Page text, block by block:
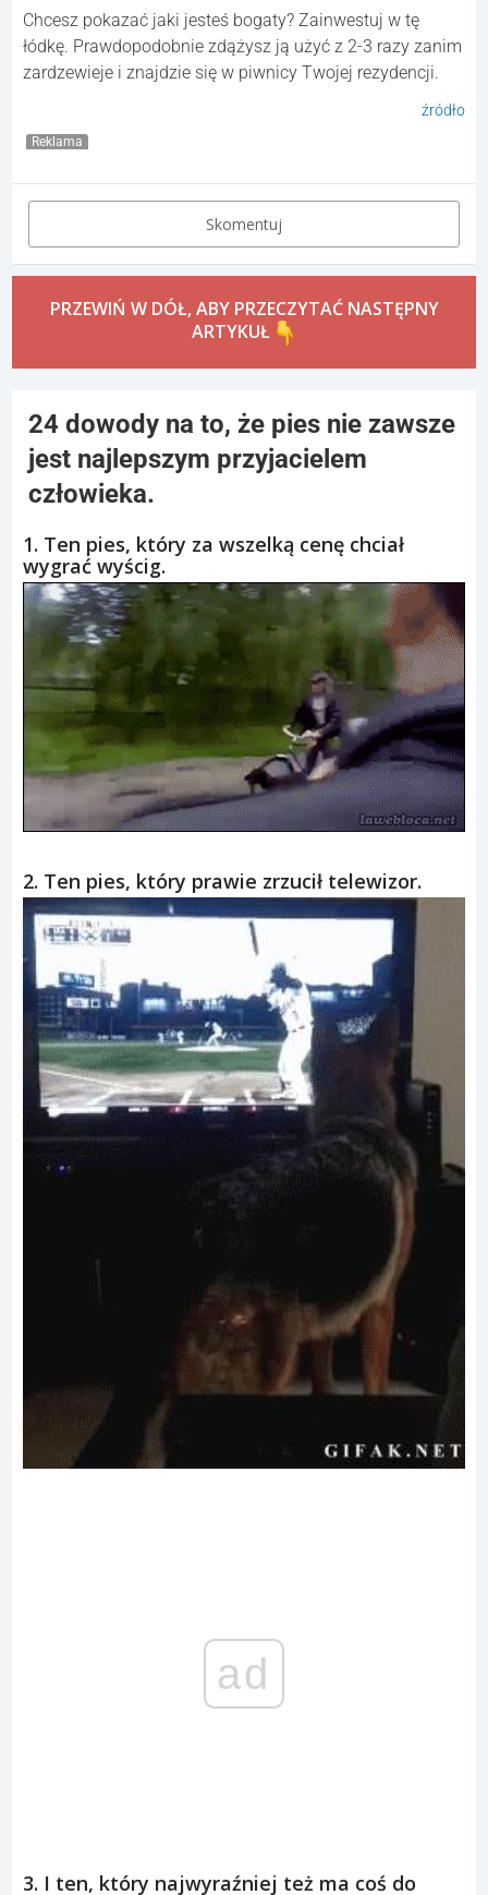
Chcesz pokazać jaki jesteś bogaty? Zainwestuj w tę
łódkę. Prawdopodobnie zdążysz ją użyć z 2-3 razy zanim
zardzewieje i znajdzie się w piwnicy Twojej rezydencji.
źródło
Reklama
Skomentuj
PRZEWIŃ W DÓŁ, ABY PRZECZYTAĆ NASTĘPNY
ARTYKUŁ
24 dowody na to, że pies nie zawsze
jest najlepszym przyjacielem
człowieka.
1. Ten pies, który za wszelką cenę chciał
wygrać wyścig.
2. Ten pies, który prawie zrzucił telewizor.
ad
3. I ten, który najwyraźniej też ma coś do